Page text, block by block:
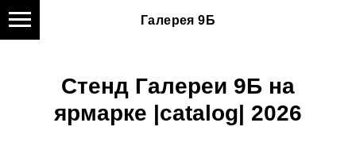
Галерея 9Б
Стенд Галереи 9Б на
ярмарке |catalog| 2026